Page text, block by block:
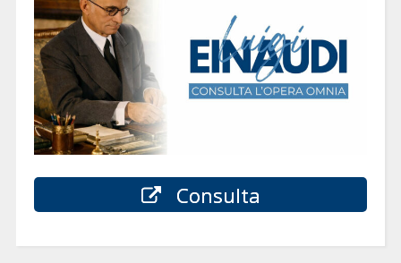
Consulta